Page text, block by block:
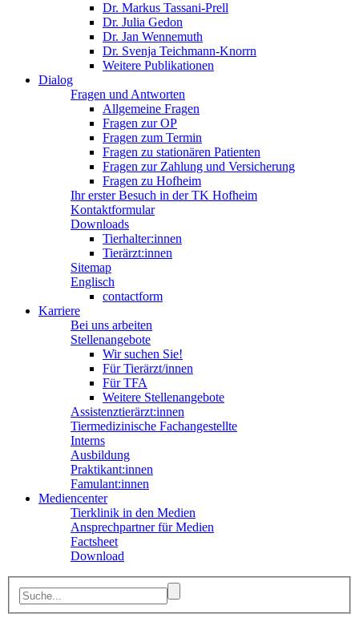
Dr. Markus Tassani-Prell
Dr. Julia Gedon
Dr. Jan Wennemuth
Dr. Svenja Teichmann-Knorrn
Weitere Publikationen
Dialog
Fragen und Antworten
Allgemeine Fragen
Fragen zur OP
Fragen zum Termin
Fragen zu stationären Patienten
Fragen zur Zahlung und Versicherung
Fragen zu Hofheim
Ihr erster Besuch in der TK Hofheim
Kontaktformular
Downloads
Tierhalter:innen
Tierärzt:innen
Sitemap
Englisch
contactform
Karriere
Bei uns arbeiten
Stellenangebote
Wir suchen Sie!
Für Tierärzt/innen
Für TFA
Weitere Stellenangebote
Assistenztierärzt:innen
Tiermedizinische Fachangestellte
Interns
Ausbildung
Praktikant:innen
Famulant:innen
Mediencenter
Tierklinik in den Medien
Ansprechpartner für Medien
Factsheet
Download